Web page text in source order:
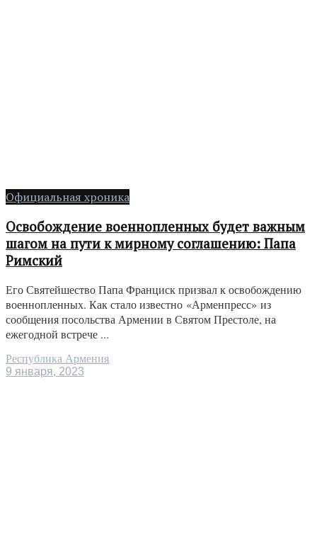
Официальная хроника
Освобождение военнопленных будет важным
шагом на пути к мирному соглашению: Папа
Римский
Его Святейшество Папа Франциск призвал к освобождению
военнопленных. Как стало известно «Арменпресс» из
сообщения посольства Армении в Святом Престоле, на
ежегодной встрече ...
Республика Армения
9 января, 2023